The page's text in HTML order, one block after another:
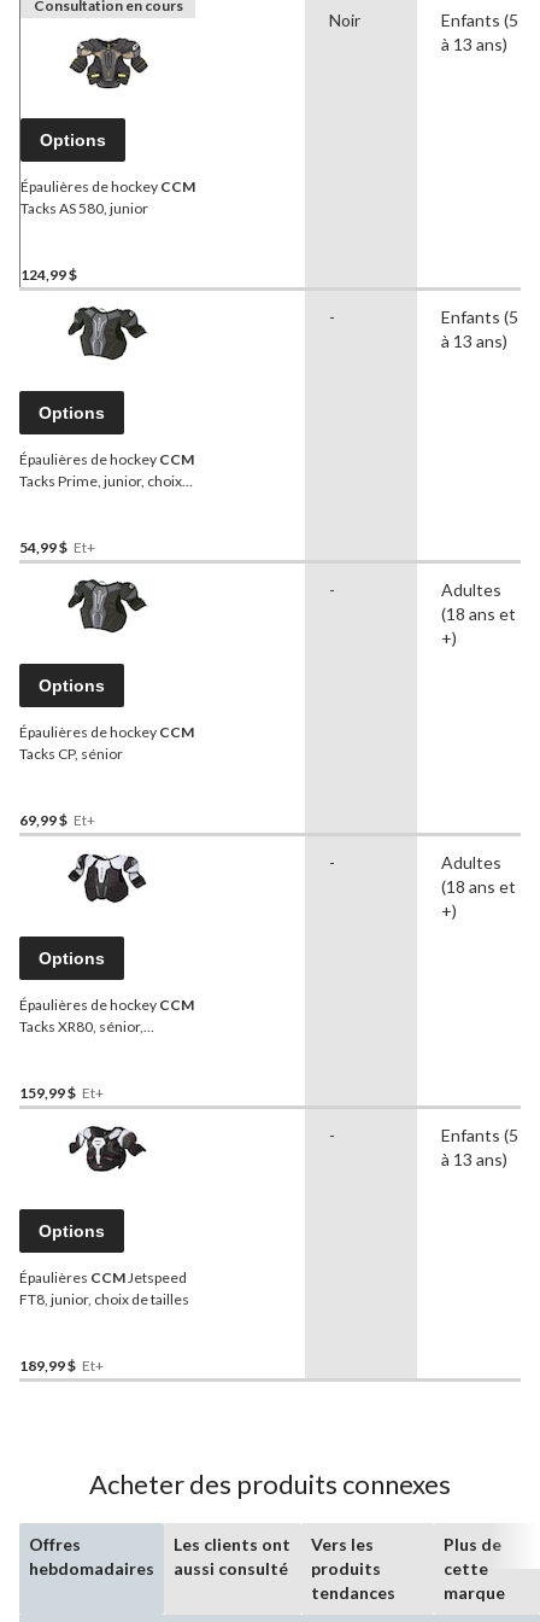
Consultation en cours
Options
Épaulières de hockey CCM
Tacks AS 580, junior
124,99 $
Noir
Enfants (5
à 13 ans)
Options
Épaulières de hockey CCM
Tacks Prime, junior, choix
54,99 $ Et+
-
Enfants (5
à 13 ans)
Options
Épaulières de hockey CCM
Tacks CP, sénior
69,99 $ Et+
-
Adultes
(18 ans et
+)
Options
Épaulières de hockey CCM
Tacks XR80, sénior,
159,99 $ Et+
-
Adultes
(18 ans et
+)
Options
Épaulières CCM Jetspeed
FT8, junior, choix de tailles
189,99 $ Et+
-
Enfants (5
à 13 ans)
Acheter des produits connexes
Offres
hebdomadaires
Les clients ont
aussi consulté
Vers les
produits
tendances
Plus de
cette
marque